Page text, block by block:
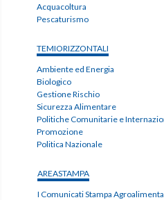
Acquacoltura
Pescaturismo
TEMIORIZZONTALI
Ambiente ed Energia
Biologico
Gestione Rischio
Sicurezza Alimentare
Politiche Comunitarie e
Promozione
Politica Nazionale
AREASTAMPA
I Comunicati Stampa